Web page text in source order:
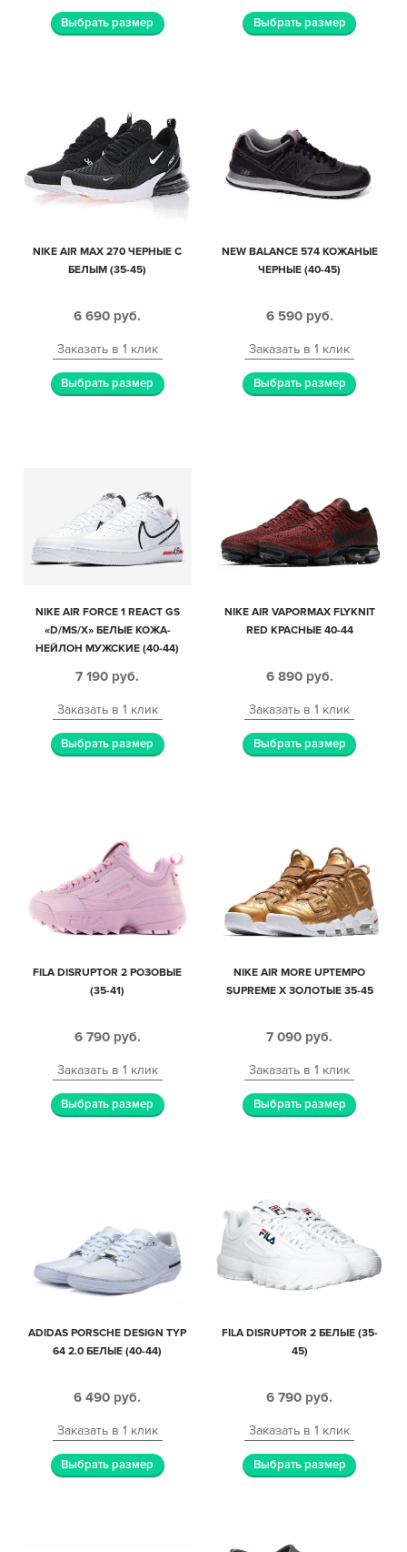
Выбрать размер Выбрать размер
NIKE AIR MAX 270 ЧЕРНЫЕ С
БЕЛЫМ (35-45)
6 690 руб.
Заказать в 1 клик
Выбрать размер
NEW BALANCE 574 КОЖАНЫЕ
ЧЕРНЫЕ (40-45)
6 590 руб.
Заказать в 1 клик
Выбрать размер
NIKE AIR FORCE 1 REACT GS
«D/MS/X» БЕЛЫЕ КОЖА-
НЕЙЛОН МУЖСКИЕ (40-44)
7 190 руб.
Заказать в 1 клик
Выбрать размер
NIKE AIR VAPORMAX FLYKNIT
RED КРАСНЫЕ 40-44
6 890 руб.
Заказать в 1 клик
Выбрать размер
FILA DISRUPTOR 2 РОЗОВЫЕ
(35-41)
6 790 руб.
Заказать в 1 клик
Выбрать размер
NIKE AIR MORE UPTEMPO
SUPREME X ЗОЛОТЫЕ 35-45
7 090 руб.
Заказать в 1 клик
Выбрать размер
ADIDAS PORSCHE DESIGN TYP
64 2.0 БЕЛЫЕ (40-44)
6 490 руб.
Заказать в 1 клик
Выбрать размер
FILA DISRUPTOR 2 БЕЛЫЕ (35-
45)
6 790 руб.
Заказать в 1 клик
Выбрать размер